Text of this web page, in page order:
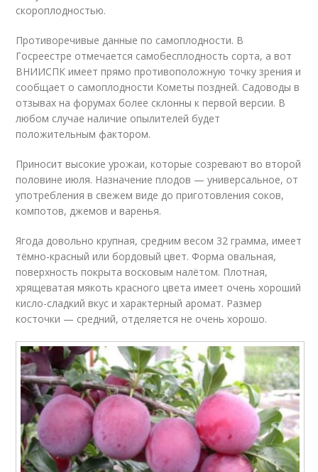
скороплодностью.
Противоречивые данные по самоплодности. В
Госреестре отмечается самобесплодность сорта, а вот
ВНИИСПК имеет прямо противоположную точку зрения и
сообщает о самоплодности Кометы поздней. Садоводы в
отзывах на форумах более склонны к первой версии. В
любом случае наличие опылителей будет
положительным фактором.
Приносит высокие урожаи, которые созревают во второй
половине июля. Назначение плодов — универсальное, от
употребления в свежем виде до приготовления соков,
компотов, джемов и варенья.
Ягода довольно крупная, средним весом 32 грамма, имеет
тёмно-красный или бордовый цвет. Форма овальная,
поверхность покрыта восковым налётом. Плотная,
хрящеватая мякоть красного цвета имеет очень хороший
кисло-сладкий вкус и характерный аромат. Размер
косточки — средний, отделяется не очень хорошо.